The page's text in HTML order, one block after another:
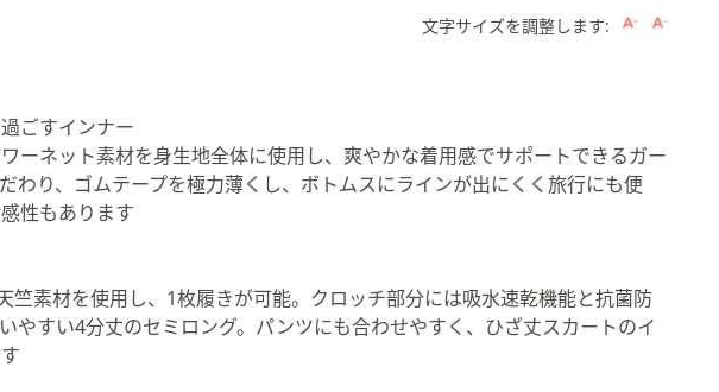
す。
文字サイズを調整します:
ごすインナー
ーネット素材を身生地全体に使用し、爽やかな着用感でサポートできるガー
わり、ゴムテープを極力薄くし、ボトムスにラインが出にくく旅行にも便
性もあります
竺素材を使用し、1枚履きが可能。クロッチ部分には吸水速乾機能と抗菌防
やすい4分丈のセミロング。パンツにも合わせやすく、ひざ丈スカートのイ